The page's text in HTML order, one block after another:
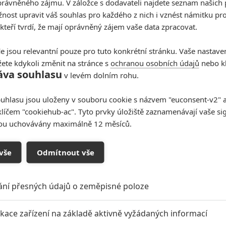
zájmu. V záložce s dodavateli najdete seznam našich
upravit váš souhlas pro každého z nich i vznést námitku
tvrdí, že mají oprávněný zájem vaše data zpracovat.
jsou relevantní pouze pro tuto konkrétní stránku. Vaše
kdykoli změnit na stránce s ochranou osobních údajů nebo
souhlasu v levém dolním rohu.
jsou uloženy v souboru cookie s názvem "euconsent-v2"
"cookiehub-ac". Tyto prvky úložiště zaznamenávají vaše
uchovávány maximálně 12 měsíců.
Odmítnout vše
přesných údajů o zeměpisné poloze
zařízení na základě aktivně vyžádaných informací